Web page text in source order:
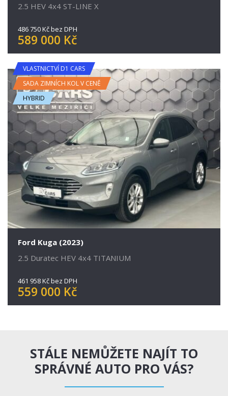
2.5 HEV 4x4 ST-LINE X
486 750 Kč bez DPH
589 000 Kč
VLASTNICTVÍ D1 CARS
SADA ZIMNÍCH KOL V CENĚ
HYBRID
Ford Kuga (2023)
2.5 Duratec HEV 4x4 TITANIUM
461 958 Kč bez DPH
559 000 Kč
STÁLE NEMŮŽETE NAJÍT TO
SPRÁVNÉ AUTO PRO VÁS?